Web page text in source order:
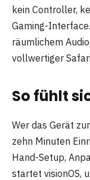
kein Controller,
Gaming-
räumlichem
vollwertiger
So fühlt
Wer das Gerät
zehn Minuten
Hand-Setup,
startet visionOS,